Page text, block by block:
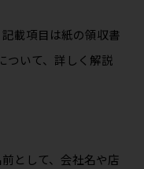
載項目は紙の領収書
ついて、詳しく解説
として、会社名や店